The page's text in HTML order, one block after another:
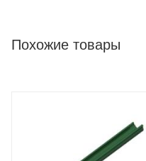
Похожие товары